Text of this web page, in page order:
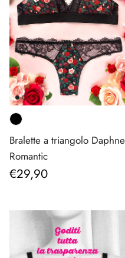
Bralette a triangolo Daphne
Romantic
Prezzo normale
€29,90